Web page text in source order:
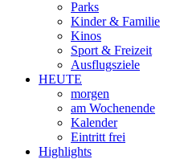
Parks
Kinder & Familie
Kinos
Sport & Freizeit
Ausflugsziele
HEUTE
morgen
am Wochenende
Kalender
Eintritt frei
Highlights